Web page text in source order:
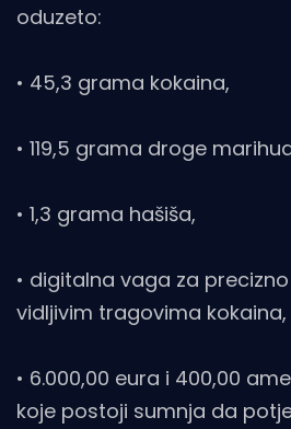
oduzeto:
• 45,3 grama kokaina,
• 119,5 grama droge
• 1,3 grama hašiša,
• digitalna vaga za
vidljivim tragovima kokaina,
• 6.000,00 eura i 400,00
koje postoji sumnja da